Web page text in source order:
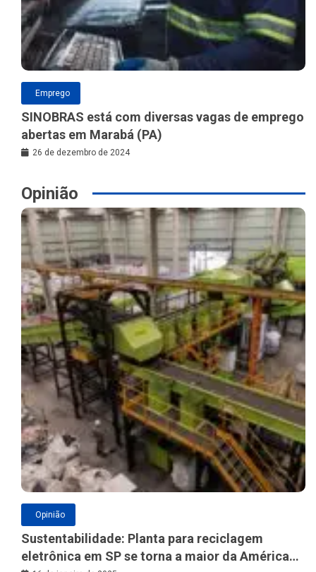
Emprego
SINOBRAS está com diversas vagas de emprego
abertas em Marabá (PA)
26 de dezembro de 2024
Opinião
Opinião
Sustentabilidade: Planta para reciclagem
eletrônica em SP se torna a maior da América